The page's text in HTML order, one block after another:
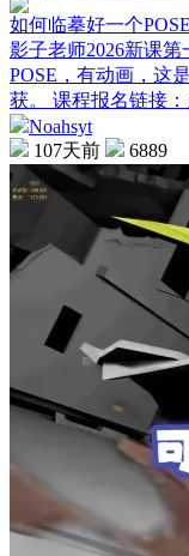
如何临摹好一个
影子老师2026新课
POSE，有动画，这
获。 课程报名链接
Noahsyt
107天前
6889